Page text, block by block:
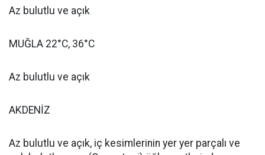
Az bulutlu ve açık
MUĞLA 22°C, 36°C
Az bulutlu ve açık
AKDENİZ
Az bulutlu ve açık, iç kesimlerinin yer yer parçalı ve